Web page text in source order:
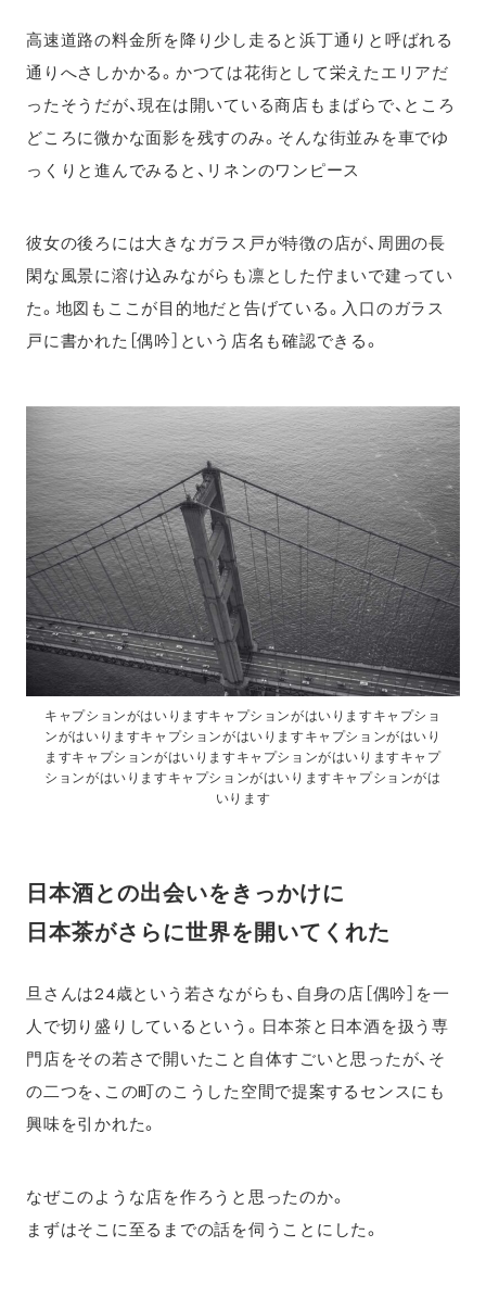
高速道路の料金所を降り少し走ると浜丁通りと呼ばれる
通りへさしかかる。かつては花街として栄えたエリアだ
ったそうだが、現在は開いている商店もまばらで、ところ
どころに微かな面影を残すのみ。そんな街並みを車でゆ
っくりと進んでみると、リネンのワンピース
彼女の後ろには大きなガラス戸が特徴の店が、周囲の長
閑な風景に溶け込みながらも凛とした佇まいで建ってい
た。地図もここが目的地だと告げている。入口のガラス
戸に書かれた［偶吟］という店名も確認できる。
キャプションがはいりますキャプションがはいりますキャプショ
ンがはいりますキャプションがはいりますキャプションがはいり
ますキャプションがはいりますキャプションがはいりますキャプ
ションがはいりますキャプションがはいりますキャプションがは
いります
日本酒との出会いをきっかけに
日本茶がさらに世界を開いてくれた
旦さんは24歳という若さながらも、自身の店［偶吟］を一
人で切り盛りしているという。日本茶と日本酒を扱う専
門店をその若さで開いたこと自体すごいと思ったが、そ
の二つを、この町のこうした空間で提案するセンスにも
興味を引かれた。
なぜこのような店を作ろうと思ったのか。
まずはそこに至るまでの話を伺うことにした。